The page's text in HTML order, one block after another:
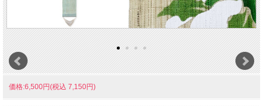
価格:6,500円(税込 7,150円)